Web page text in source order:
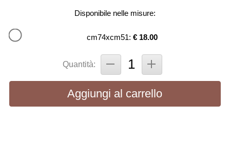
Disponibile nelle misure:
cm74xcm51: € 18.00
Quantità:
Aggiungi al carrello